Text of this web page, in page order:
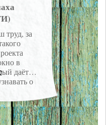
заряжаете
труд, за
в
даёт
о
и
на то,
и к чему
театры.